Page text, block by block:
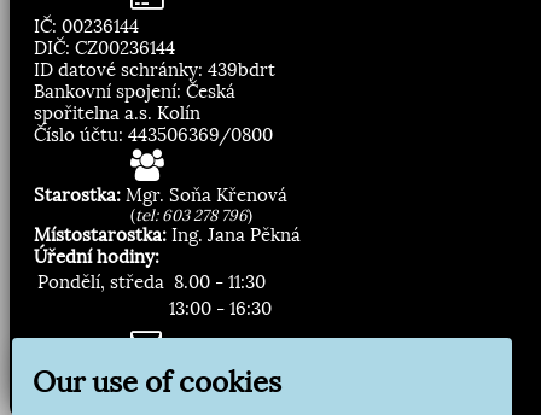
IČ: 00236144
DIČ: CZ00236144
ID datové schránky: 439bdrt
Bankovní spojení: Česká
spořitelna a.s. Kolín
Číslo účtu: 443506369/0800
Starostka: Mgr. Soňa Křenová
(tel: 603 278 796)
Místostarostka: Ing. Jana Pěkná
Úřední hodiny:
Pondělí, středa 8.00 - 11:30
13:00 - 16:30
Zasílání novinek:
Our use of cookies